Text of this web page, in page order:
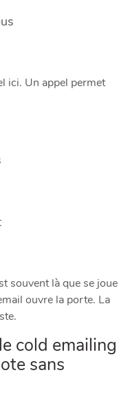
ici. Un appel permet
souvent là que se joue
ouvre la porte. La
cold emailing
sans